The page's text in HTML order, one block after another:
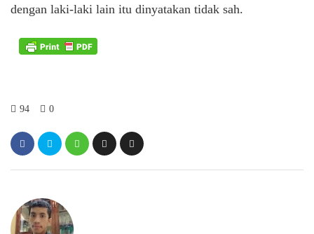
dengan laki-laki lain itu dinyatakan tidak sah.
94 0